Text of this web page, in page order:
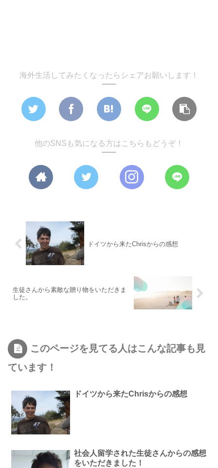
海外生活してみたくなったらシェアお願いします！
他のSNSも気になる方はこちらもどうぞ！
ドイツから来たChrisからの感想
生徒さんから素敵な贈り物をいただきま
した。
このページを見てる人はこんな記事も見
ています！
ドイツから来たChrisからの感想
社会人留学された生徒さんからの感想
をいただきました！